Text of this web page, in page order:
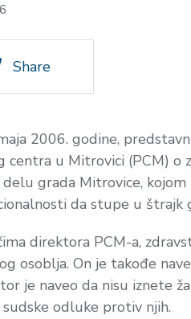
Share
2006. godine,
centra u Mitrovici (PCM) o
grada Mitrovice,
da stupe u štrajk
direktora PCM-a,
osoblja. On je takođe
je naveo da nisu iznete
odluke protiv njih.